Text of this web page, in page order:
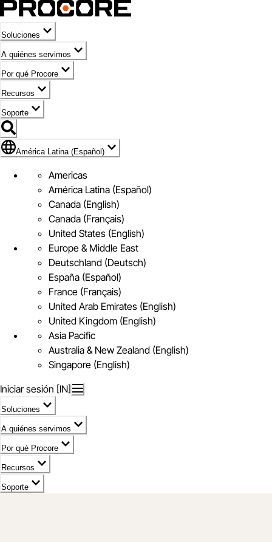
Soluciones
A quiénes servimos
Por qué Procore
Recursos
Soporte
Bandera de América Latina (Español)
América Latina (Español)
Americas
América Latina (Español)
Canada (English)
Canada (Français)
United States (English)
Europe & Middle East
Deutschland (Deutsch)
España (Español)
France (Français)
United Arab Emirates (English)
United Kingdom (English)
Asia Pacific
Australia & New Zealand (English)
Singapore (English)
Iniciar sesión [IN]
Soluciones
A quiénes servimos
Por qué Procore
Recursos
Soporte